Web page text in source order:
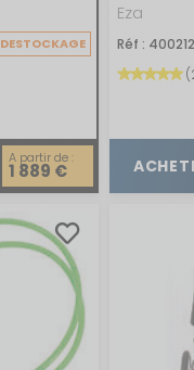
DESTOCKAGE
A partir de :
1 889 €
Eza
Réf : 400212